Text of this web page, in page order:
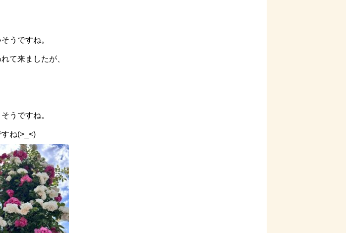
うですね。
て来ましたが、
うですね。
ね(>_<)